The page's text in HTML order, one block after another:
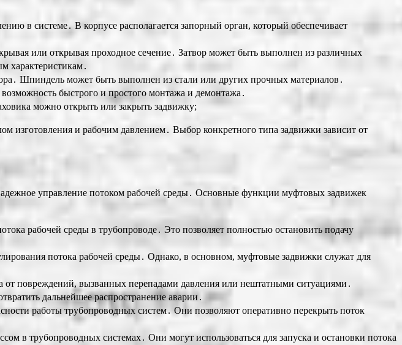
в системе․ В корпусе располагается запорный орган, который обеспечивает
или открывая проходное сечение․ Затвор может быть выполнен из различных
характеристикам․
Шпиндель может быть выполнен из стали или других прочных материалов․
быстрого и простого монтажа и демонтажа․
можно открыть или закрыть задвижку;
изготовления и рабочим давлением․ Выбор конкретного типа задвижки зависит от
управление потоком рабочей среды․ Основные функции муфтовых задвижек
рабочей среды в трубопроводе․ Это позволяет полностью остановить подачу
потока рабочей среды․ Однако, в основном, муфтовые задвижки служат для
от повреждений, вызванных перепадами давления или нештатными ситуациями․
дальнейшее распространение аварии․
работы трубопроводных систем․ Они позволяют оперативно перекрыть поток
в трубопроводных системах․ Они могут использоваться для запуска и остановки потока